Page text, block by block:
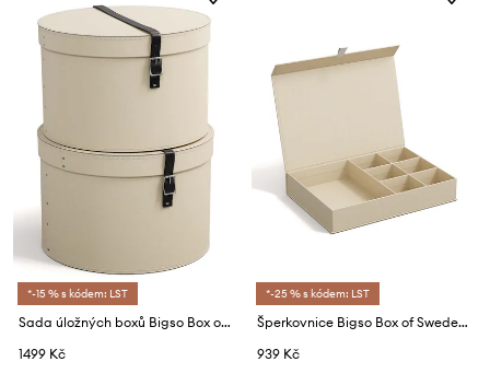
*-15 % s kódem: LST
Sada úložných boxů Bigso Box of Sweden Rut 2-pack
1499 Kč
*-25 % s kódem: LST
Šperkovnice Bigso Box of Sweden Jolie
939 Kč